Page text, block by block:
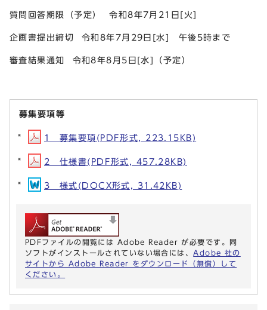
質問回答期限（予定） 令和8年7月21日[火]
企画書提出締切 令和8年7月29日[水] 午後5時まで
審査結果通知 令和8年8月5日[水]（予定）
募集要項等
1 募集要項(PDF形式, 223.15KB)
2 仕様書(PDF形式, 457.28KB)
3 様式(DOCX形式, 31.42KB)
PDFファイルの閲覧には Adobe Reader が必要です。同
ソフトがインストールされていない場合には、 Adobe 社の
サイトから Adobe Reader をダウンロード（無償）して
ください。